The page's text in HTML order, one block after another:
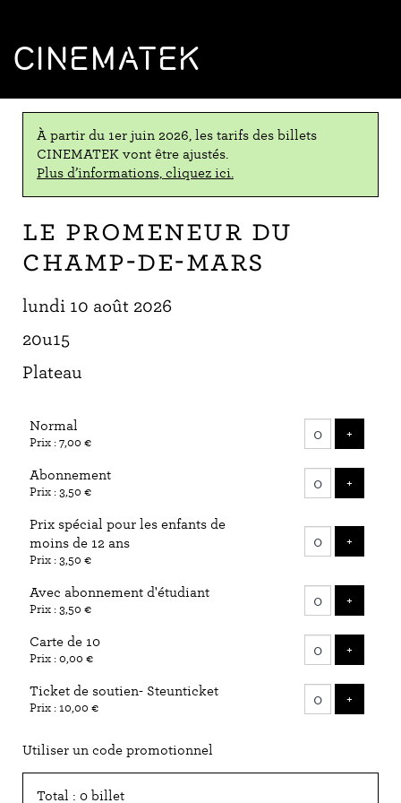
CINEMATEK
À partir du 1er juin 2026, les tarifs des billets
CINEMATEK vont être ajustés.
Plus d’informations, cliquez ici.
Le Promeneur du
Champ-de-Mars
lundi 10 août 2026
20u15
Plateau
Normal
Prix : 7,00 €
+
Abonnement
Prix : 3,50 €
+
Prix spécial pour les enfants de
moins de 12 ans
Prix : 3,50 €
+
Avec abonnement d'étudiant
Prix : 3,50 €
+
Carte de 10
Prix : 0,00 €
+
Ticket de soutien- Steunticket
Prix : 10,00 €
+
Utiliser un code promotionnel
Total : 0 billet